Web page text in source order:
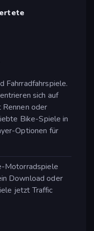
Fahrradfahrspiele.
sich auf
oder
Bike-Spiele in
Optionen für
Motorradspiele
Download oder
jetzt Traffic